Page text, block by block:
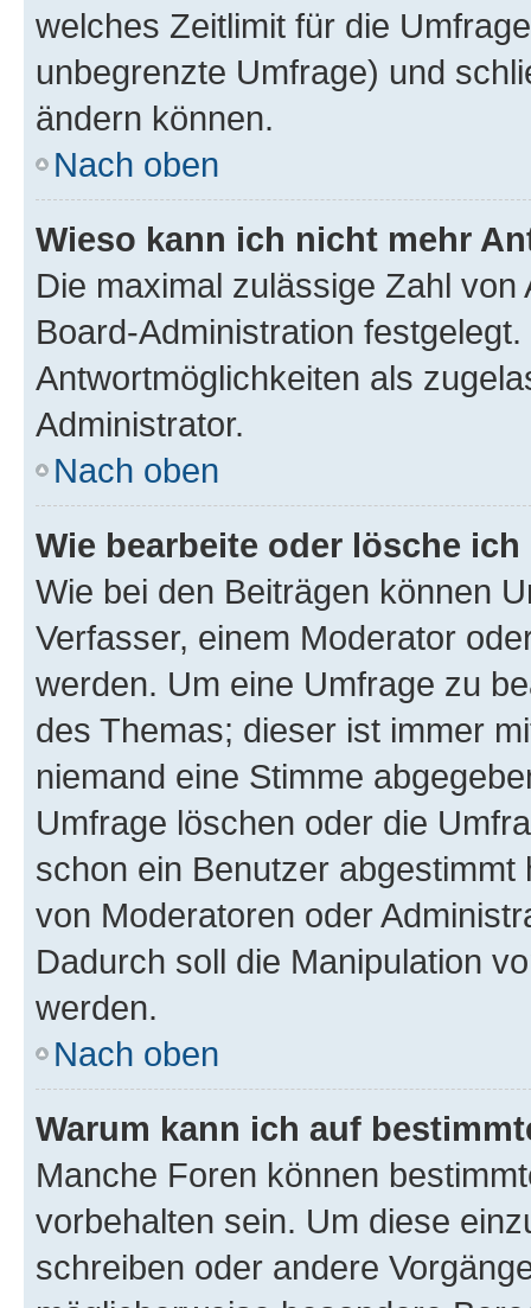
welches Zeitlimit für die
unbegrenzte Umfrage) und
ändern können.
Nach oben
Wieso kann ich nicht mehr
Die maximal zulässige Zahl
Board-Administration
Antwortmöglichkeiten als
Administrator.
Nach oben
Wie bearbeite oder lösche
Wie bei den Beiträgen können
Verfasser, einem Moderator
werden. Um eine Umfrage zu
des Themas; dieser ist immer
niemand eine Stimme
Umfrage löschen oder die
schon ein Benutzer
von Moderatoren oder
Dadurch soll die Manipulation
werden.
Nach oben
Warum kann ich auf
Manche Foren können
vorbehalten sein. Um diese
schreiben oder andere